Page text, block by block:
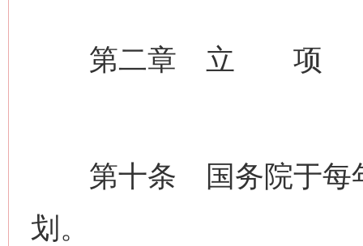
第二章 立 项
第十条 国务院于每年
划。